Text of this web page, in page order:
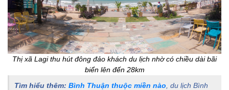
Thị xã Lagi thu hút đông đảo khách du lịch nhờ có chiều dài bãi
biển lên đến 28km
Tìm hiểu thêm: Bình Thuận thuộc miền nào , du lịch Bình